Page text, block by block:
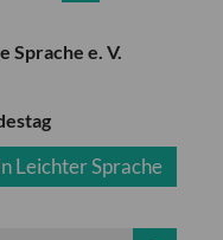
Sprache e. V.
Leichter Sprache